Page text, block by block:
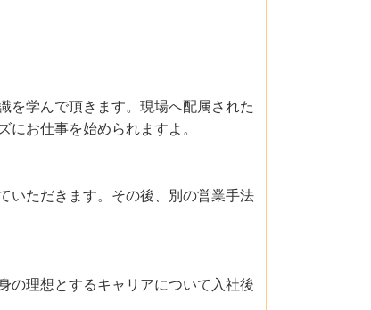
を学んで頂きます。現場へ配属された
お仕事を始められますよ。
いただきます。その後、別の営業手法
の理想とするキャリアについて入社後